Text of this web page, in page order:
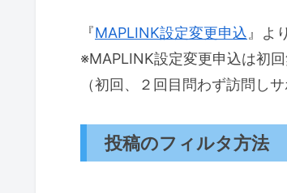
『MAPLINK設定変更申込』よ
※MAPLINK設定変更申込は初
（初回、２回目問わず訪問し
投稿のフィルタ方法